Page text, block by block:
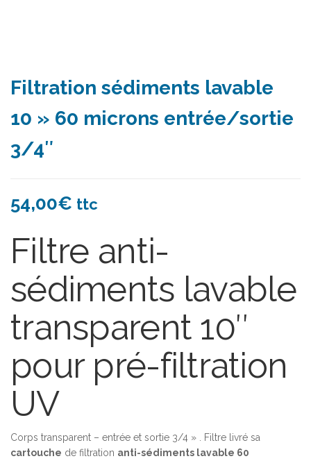
Filtration sédiments lavable
10 » 60 microns entrée/sortie
3/4″
54,00€ ttc
Filtre anti-
sédiments lavable
transparent 10″
pour pré-filtration
UV
Corps transparent – entrée et sortie 3/4 » . Filtre livré sa
cartouche de filtration anti-sédiments lavable 60